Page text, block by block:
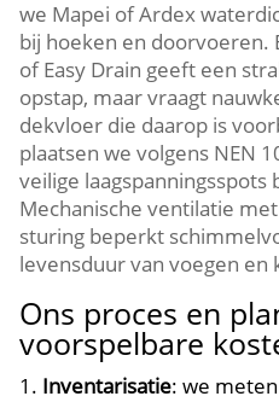
we Mapei of Ardex
bij hoeken en doorvoeren.​
of Easy Drain geeft een
opstap, maar vraagt
dekvloer die daarop is
plaatsen we volgens NEN
veilige laagspanningsspots
Mechanische ventilatie
sturing beperkt
levensduur van voegen en
Ons proces en
voorspelbare
Inventarisatie: we